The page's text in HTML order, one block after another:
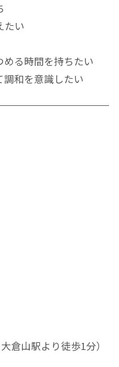
たい
る時間を持ちたい
和を意識したい
倉山駅より徒歩1分）